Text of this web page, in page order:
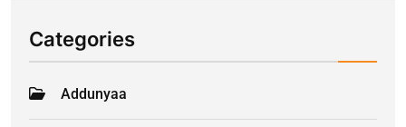
Categories
Addunyaa